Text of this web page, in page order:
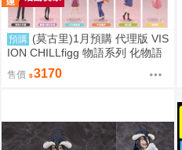
預購 (莫古里)1月預購 代理版 VIS
ION CHILLfigg 物語系列 化物語
中盒 BOX6入 免訂金
售價 3170